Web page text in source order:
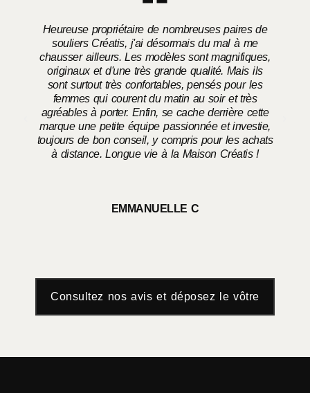
Heureuse propriétaire de nombreuses paires de
souliers Créatis, j'ai désormais du mal à me
chausser ailleurs. Les modèles sont magnifiques,
originaux et d'une très grande qualité. Mais ils
sont surtout très confortables, pensés pour les
femmes qui courent du matin au soir et très
agréables à porter. Enfin, se cache derrière cette
marque une petite équipe passionnée et investie,
toujours de bon conseil, y compris pour les achats
à distance. Longue vie à la Maison Créatis !
EMMANUELLE C
Consultez nos avis et déposez le vôtre